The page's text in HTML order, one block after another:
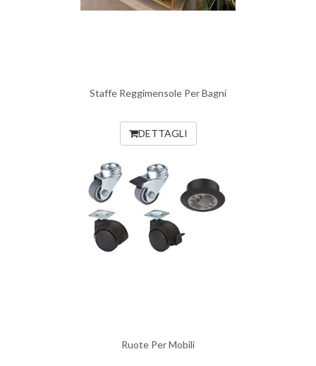
Staffe Reggimensole Per Bagni
DETTAGLI
Ruote Per Mobili